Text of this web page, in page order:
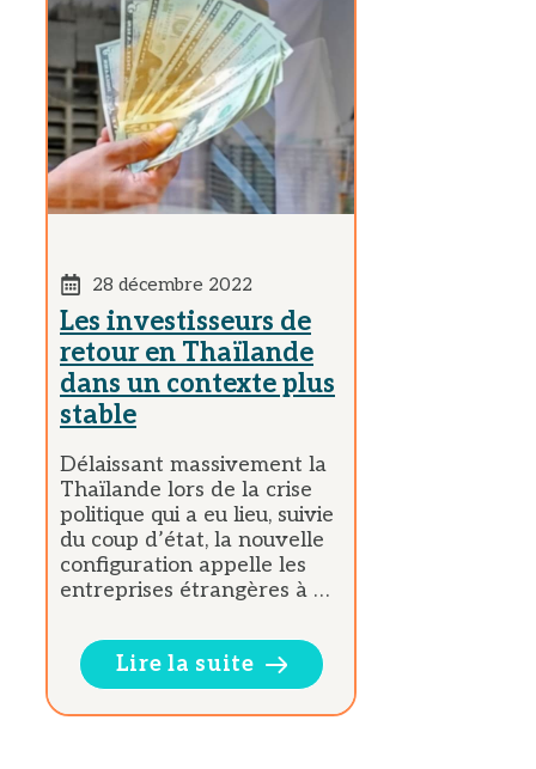
28 décembre 2022
Les investisseurs de
retour en Thaïlande
dans un contexte plus
stable
Délaissant massivement la
Thaïlande lors de la crise
politique qui a eu lieu, suivie
du coup d’état, la nouvelle
configuration appelle les
entreprises étrangères à …
Lire la suite